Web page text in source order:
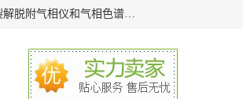
深圳曼瑞特科技有限公司是一家专业从事X光管维修X射线管、Rohs2.0邻苯检测仪器设备、PY-GC热裂解脱附气相仪和气相色谱光谱仪器、天瑞仪器探测器、高压电源等产品的维修出租的企业。本公司以客户至上为宗旨，以专注、专一、专业的精神为您提供安全、经济的技术服务。